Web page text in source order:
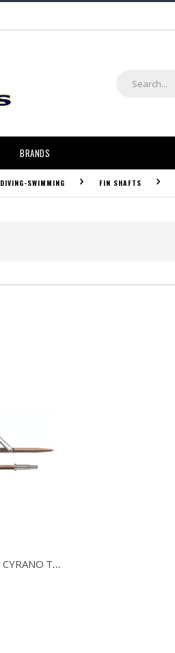
BRANDS
DIVING-SWIMMING FIN SHAFTS
ΒΕΡΓΑ ΑΕΡΟΒΟΛΟΥ SALVI CYRANO ΤΑΙΤΗΣ